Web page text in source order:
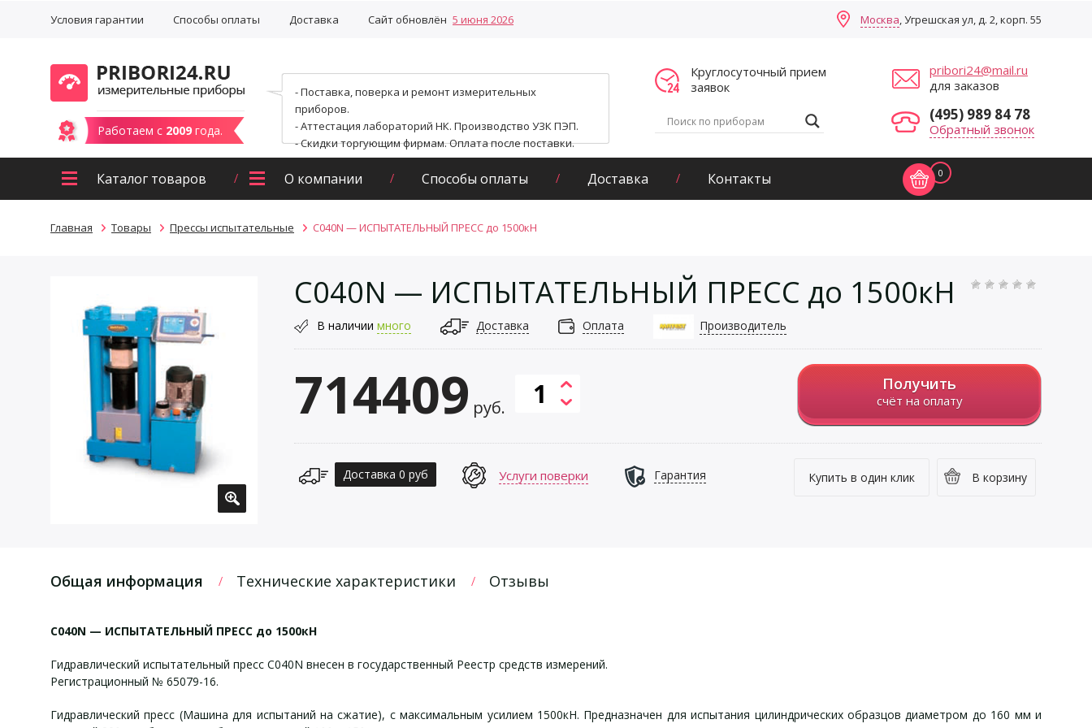
Условия гарантии Способы оплаты Доставка Сайт обновлён 5 июня 2026 Москва, Угрешская ул, д. 2, корп. 55
Работаем с 2009 года.
- Поставка, поверка и ремонт измерительных
приборов.
- Аттестация лабораторий НК. Производство УЗК ПЭП.
- Скидки торгующим фирмам. Оплата после поставки.
Круглосуточный прием
заявок
pribori24@mail.ru
для заказов
(495) 989 84 78
Обратный звонок
Каталог товаров О компании Способы оплаты Доставка Контакты 0
Главная Товары Прессы испытательные С040N — ИСПЫТАТЕЛЬНЫЙ ПРЕСС до 1500кН
С040N — ИСПЫТАТЕЛЬНЫЙ ПРЕСС до 1500кН
В наличии много Доставка Оплата Производитель
714409 руб.
Получить
счёт на оплату
В корзину
Купить в один клик
Доставка 0 руб Услуги поверки Гарантия
Общая информация Технические характеристики Отзывы
С040N — ИСПЫТАТЕЛЬНЫЙ ПРЕСС до 1500кН
Гидравлический испытательный пресс С040N внесен в государственный Реестр средств измерений.
Регистрационный № 65079-16.
Гидравлический пресс (Машина для испытаний на сжатие), с максимальным усилием 1500кН. Предназначен для испытания цилиндрических образцов диаметром до 160 мм и